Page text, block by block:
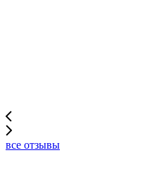
все отзывы